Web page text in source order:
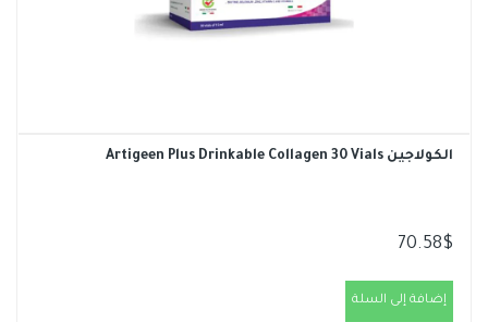
الكولاجين Artigeen Plus Drinkable Collagen 30 Vials
70.58$
إضافة إلى السلة